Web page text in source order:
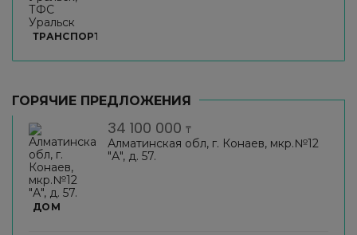
ТРАНСПОРТ
ГОРЯЧИЕ ПРЕДЛОЖЕНИЯ
ДОМ
34 100 000 ₸
Алматинская обл, г. Конаев, мкр.№12
"А", д. 57.